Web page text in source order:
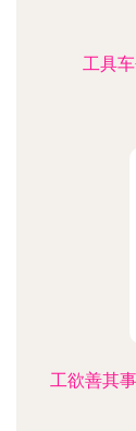
工具
工欲善其